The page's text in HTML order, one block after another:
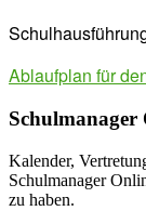
Ablaufplan für
Schulmanager
Kalender,
Schulmanager
zu haben.